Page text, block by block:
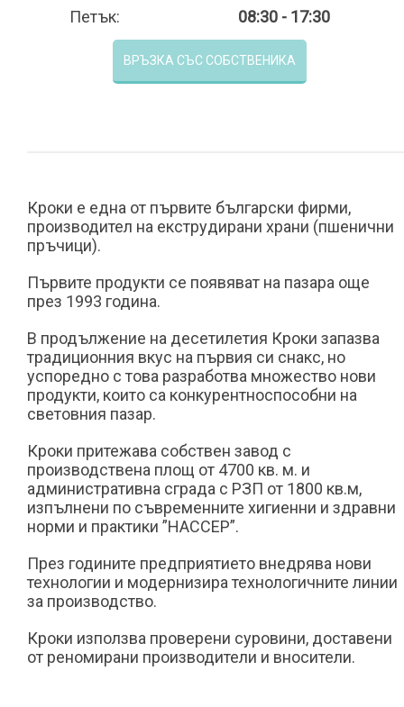
Петък: 08:30 - 17:30
ВРЪЗКА СЪС СОБСТВЕНИКА
Кроки е една от първите български фирми,
производител на екструдирани храни (пшенични
пръчици).
Първите продукти се появяват на пазара още
през 1993 година.
В продължение на десетилетия Кроки запазва
традиционния вкус на първия си снакс, но
успоредно с това разработва множество нови
продукти, които са конкурентноспособни на
световния пазар.
Кроки притежава собствен завод с
производствена площ от 4700 кв. м. и
административна сграда с РЗП от 1800 кв.м,
изпълнени по съвременните хигиенни и здравни
норми и практики ”HACCEP”.
През годините предприятието внедрява нови
технологии и модернизира технологичните линии
за производство.
Кроки използва проверени суровини, доставени
от реномирани производители и вносители.